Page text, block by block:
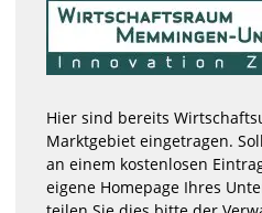
Hier sind bereits
Marktgebiet eingetragen.
an einem kostenlosen
eigene Homepage Ihres